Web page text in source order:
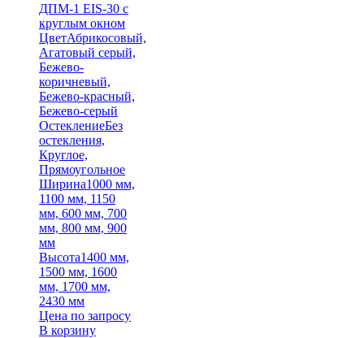
ДПМ-1 EIS-30 с
круглым окном
ЦветАбрикосовый,
Агатовый серый,
Бежево-
коричневый,
Бежево-красный,
Бежево-серый
ОстеклениеБез
остекления,
Круглое,
Прямоугольное
Ширина1000 мм,
1100 мм, 1150
мм, 600 мм, 700
мм, 800 мм, 900
мм
Высота1400 мм,
1500 мм, 1600
мм, 1700 мм,
2430 мм
Цена по запросу
В корзину